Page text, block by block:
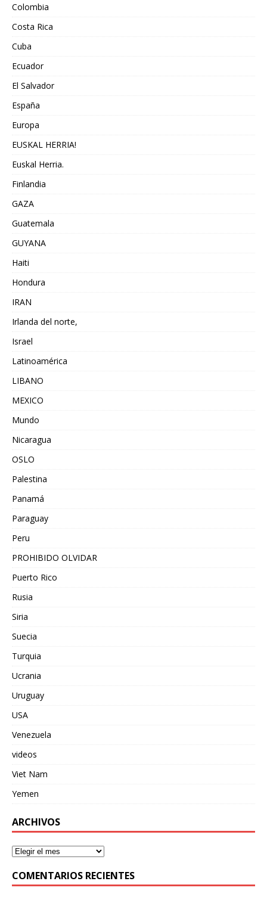
Colombia
Costa Rica
Cuba
Ecuador
El Salvador
España
Europa
EUSKAL HERRIA!
Euskal Herria.
Finlandia
GAZA
Guatemala
GUYANA
Haiti
Hondura
IRAN
Irlanda del norte,
Israel
Latinoamérica
LIBANO
MEXICO
Mundo
Nicaragua
OSLO
Palestina
Panamá
Paraguay
Peru
PROHIBIDO OLVIDAR
Puerto Rico
Rusia
Siria
Suecia
Turquia
Ucrania
Uruguay
USA
Venezuela
videos
Viet Nam
Yemen
ARCHIVOS
COMENTARIOS RECIENTES